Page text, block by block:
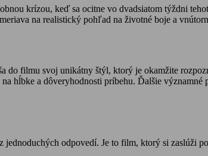
krízou, keď sa ocitne vo dvadsiatom týždni
na realistický pohľad na životné boje a
do filmu svoj unikátny štýl, ktorý je okamžite
hĺbke a dôveryhodnosti príbehu. Ďalšie významné
odpovedí. Je to film, ktorý si zaslúži